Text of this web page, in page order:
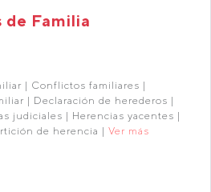
de Familia
| Conflictos familiares |
| Declaración de herederos |
judiciales | Herencias yacentes |
de herencia | Ver más